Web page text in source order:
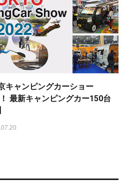
キャンピングカーショー
最新キャンピングカー150台